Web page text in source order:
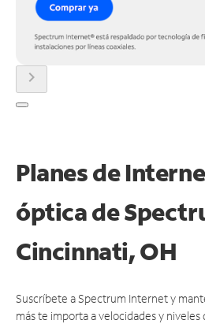
chevron_right
Planes de
óptica de
Cincinnati, OH
Suscríbete a Spectrum Internet y
más te importa a velocidades y